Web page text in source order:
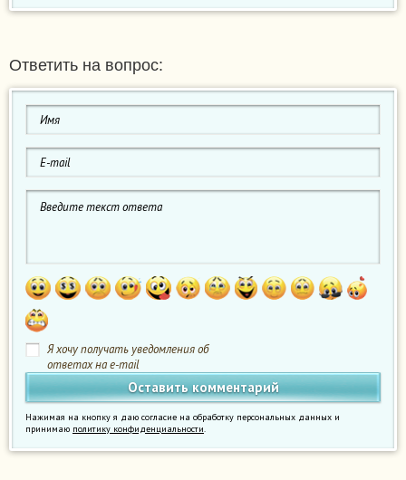
Ответить на вопрос:
Я хочу получать уведомления об
ответах на e-mail
Нажимая на кнопку я даю согласие на обработку персональных данных и
принимаю политику конфиденциальности.